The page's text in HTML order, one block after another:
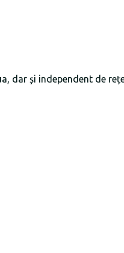
dar și independent de